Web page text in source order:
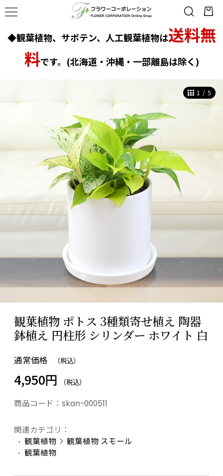
◆観葉植物、サボテン、人工観葉植物は送料無
料です。(北海道・沖縄・一部離島は除く)
1 / 5
観葉植物 ポトス 3種類寄せ植え 陶器
鉢植え 円柱形 シリンダー ホワイト 白
通常価格 （税込）
4,950円 （税込）
商品コード： skan-000511
関連カテゴリ：
観葉植物
観葉植物 スモール
観葉植物